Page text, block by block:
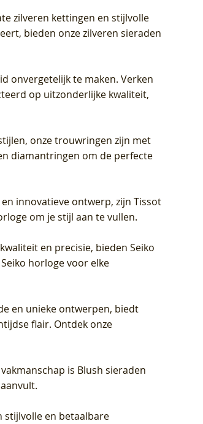
zilveren kettingen en stijlvolle
bieden onze zilveren sieraden
onvergetelijk te maken. Verken
op uitzonderlijke kwaliteit,
onze trouwringen zijn met
diamantringen om de perfecte
innovatieve ontwerp, zijn Tissot
om je stijl aan te vullen.
en precisie, bieden Seiko
horloge voor elke
en unieke ontwerpen, biedt
flair. Ontdek onze
is Blush sieraden
stijlvolle en betaalbare